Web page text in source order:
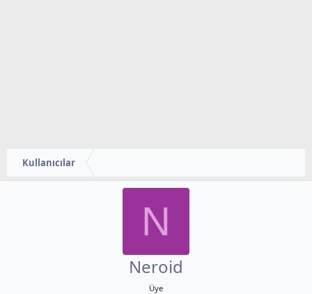
Kullanıcılar
N
Neroid
Üye